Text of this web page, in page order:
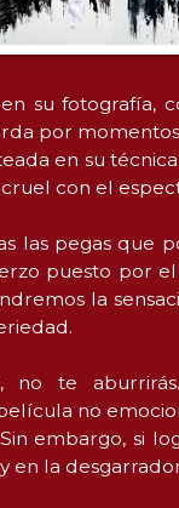
su fotografía,
por
en su
con el
las pegas que
puesto por
la
no te
no
embargo, si
en la